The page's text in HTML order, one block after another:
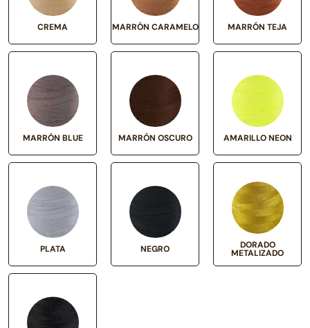
CREMA MARRÓN CARAMELO MARRÓN TEJA
MARRÓN BLUE MARRÓN OSCURO AMARILLO NEON
PLATA NEGRO DORADO
METALIZADO